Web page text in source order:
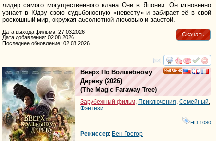
лидер самого могущественного клана Они в Японии. Он мгновенно
узнает в Юдзу свою судьбоносную «невесту» и забирает её в свой
роскошный мир, окружая абсолютной любовью и заботой.
Скачать
Дата выхода фильма: 27.03.2026
Дата добавления: 02.08.2026
Последнее обновление: 02.08.2026
смотреть
Вверх По Волшебному
Дереву (2026)
(The Magic Faraway Tree)
Зарубежный фильм Приключения Семейный
Фэнтези
HD 1080
Режиссер: Бен Грегор